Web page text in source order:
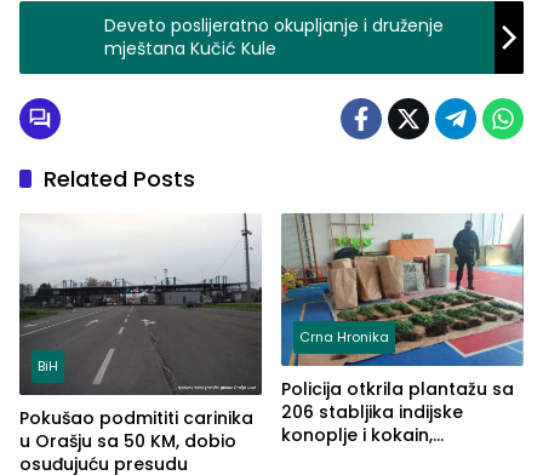
Deveto poslijeratno okupljanje i druženje
mještana Kučić Kule
Related Posts
BiH
Pokušao podmititi carinika
u Orašju sa 50 KM, dobio
osuđujuću presudu
Crna Hronika
Policija otkrila plantažu sa
206 stabljika indijske
konoplje i kokain,